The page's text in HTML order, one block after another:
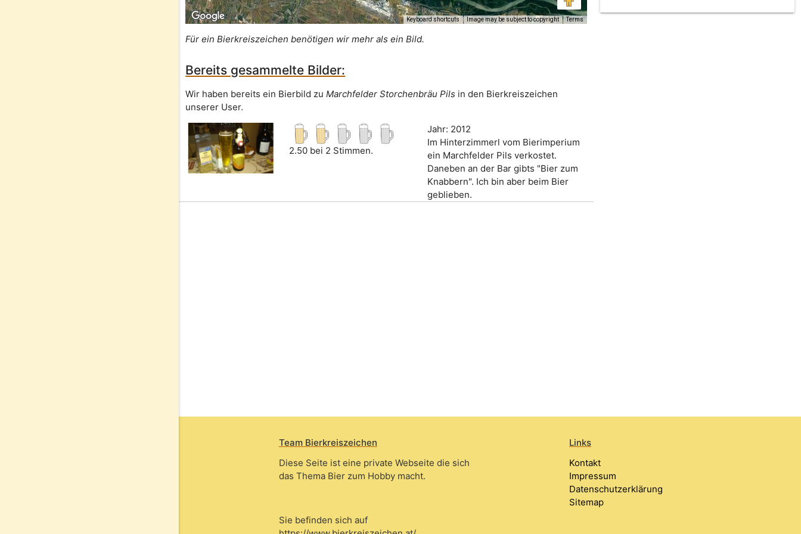
Keyboard shortcuts Image may be subject to copyright Terms
Für ein Bierkreiszeichen benötigen wir mehr als ein Bild.
Bereits gesammelte Bilder:
Wir haben bereits ein Bierbild zuMarchfelder Storchenbräu Pils in den Bierkreiszeichen
unserer User.
2.50 bei 2 Stimmen.
Jahr: 2012
Im Hinterzimmerl vom Bierimperium
ein Marchfelder Pils verkostet.
Daneben an der Bar gibts "Bier zum
Knabbern". Ich bin aber beim Bier
geblieben.
Team Bierkreiszeichen
Diese Seite ist eine private Webseite die sich
das Thema Bier zum Hobby macht.
Sie befinden sich auf
Links
Kontakt
Impressum
Datenschutzerklärung
Sitemap